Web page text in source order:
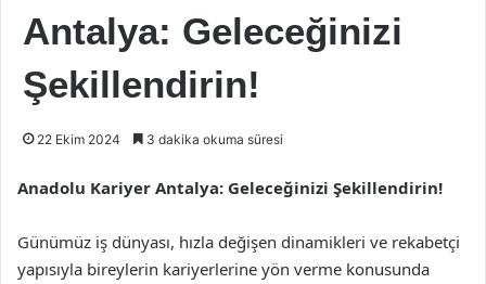
Antalya: Geleceğinizi
Şekillendirin!
22 Ekim 2024 3 dakika okuma süresi
Anadolu Kariyer Antalya: Geleceğinizi Şekillendirin!
Günümüz iş dünyası, hızla değişen dinamikleri ve rekabetçi
yapısıyla bireylerin kariyerlerine yön verme konusunda